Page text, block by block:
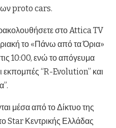
proto cars.
στο Attica TV
το «Πάνω από τα Όρια»
10:00, ενώ το απόγευμα
εκπομπές “R-Evolution” και
μέσα από το Δίκτυο της
Star Κεντρικής Ελλάδας